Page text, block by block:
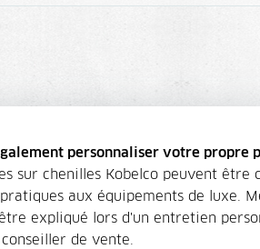
personnaliser votre propre
sur chenilles Kobelco peuvent
aux équipements de luxe.
expliqué lors d'un entretien
de vente.